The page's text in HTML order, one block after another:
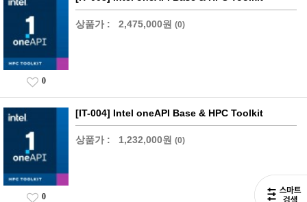
상품가 : 2,475,000원 (0)
0
[IT-004] Intel oneAPI Base & HPC Toolkit
상품가 : 1,232,000원 (0)
0